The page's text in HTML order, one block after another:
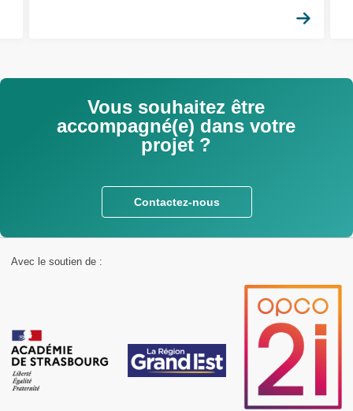
Vous souhaitez être
accompagné(e) dans votre
projet ?
Contactez-nous
Avec le soutien de :